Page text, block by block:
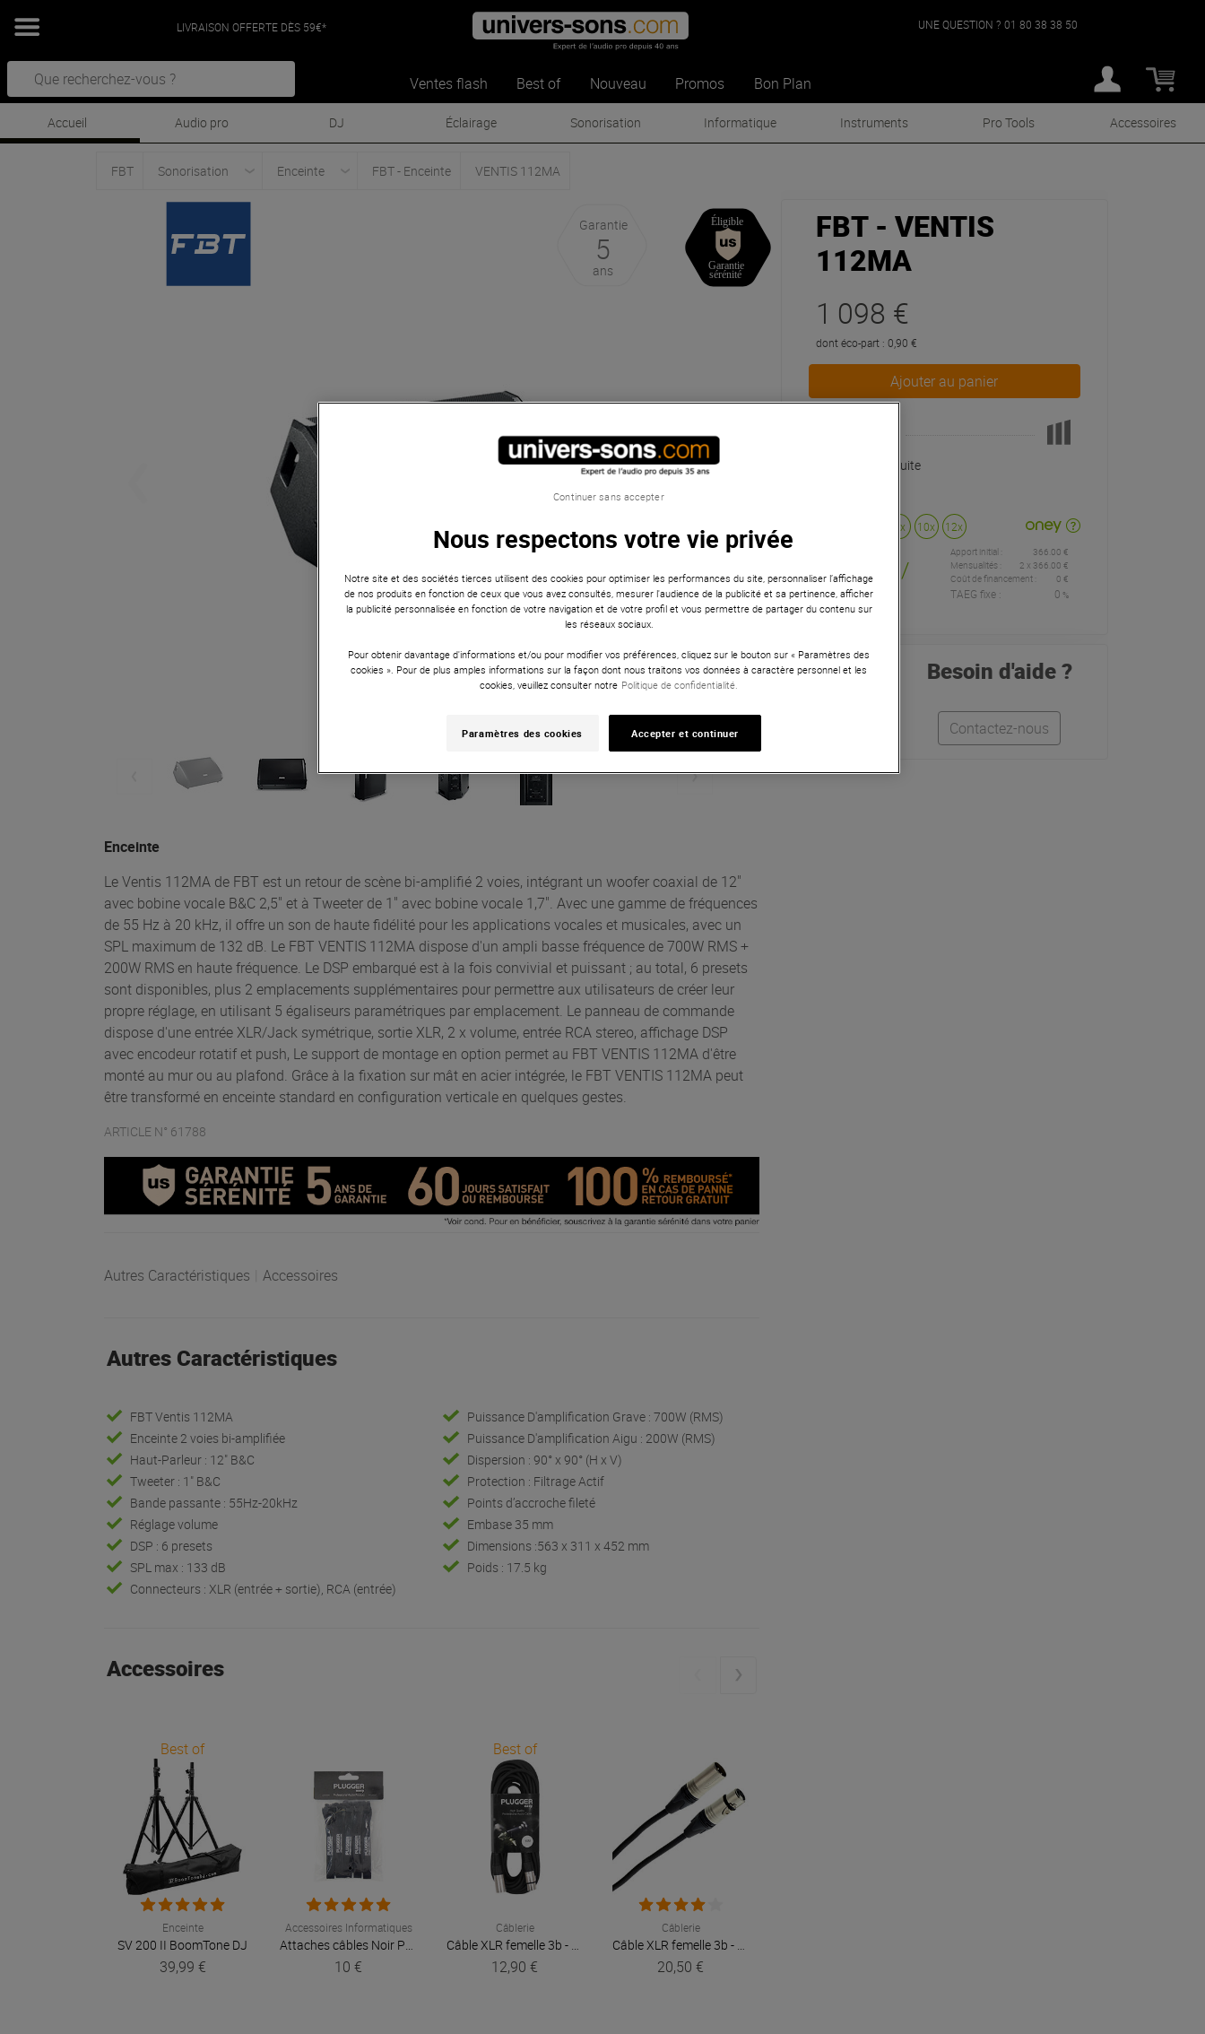
LIVRAISON OFFERTE DÈS 59€*
Ventes flash Best of Nouveau Promos Bon Plan
UNE QUESTION ? 01 80 38 38 50
Accueil Audio pro DJ Éclairage Sonorisation Informatique Instruments Pro Tools Accessoires
FBT Sonorisation Enceinte FBT - Enceinte VENTIS 112MA
Garantie
5
ans
Enceinte
Le Ventis 112MA de FBT est un retour de scène bi-amplifié 2 voies, intégrant un woofer coaxial de 12"
avec bobine vocale B&C 2,5" et à Tweeter de 1" avec bobine vocale 1,7". Avec une gamme de fréquences
de 55 Hz à 20 kHz, il offre un son de haute fidélité pour les applications vocales et musicales, avec un
SPL maximum de 132 dB. Le FBT VENTIS 112MA dispose d'un ampli basse fréquence de 700W RMS +
200W RMS en haute fréquence. Le DSP embarqué est à la fois convivial et puissant ; au total, 6 presets
sont disponibles, plus 2 emplacements supplémentaires pour permettre aux utilisateurs de créer leur
propre réglage, en utilisant 5 égaliseurs paramétriques par emplacement. Le panneau de commande
dispose d'une entrée XLR/Jack symétrique, sortie XLR, 2 x volume, entrée RCA stereo, affichage DSP
avec encodeur rotatif et push, Le support de montage en option permet au FBT VENTIS 112MA d'être
monté au mur ou au plafond. Grâce à la fixation sur mât en acier intégrée, le FBT VENTIS 112MA peut
être transformé en enceinte standard en configuration verticale en quelques gestes.
ARTICLE N° 61788
Autres Caractéristiques Accessoires
Autres Caractéristiques
FBT Ventis 112MA
Enceinte 2 voies bi-amplifiée
Haut-Parleur : 12" B&C
Tweeter : 1" B&C
Bande passante : 55Hz-20kHz
Réglage volume
DSP : 6 presets
SPL max : 133 dB
Connecteurs : XLR (entrée + sortie), RCA (entrée)
Puissance D'amplification Grave : 700W (RMS)
Puissance D'amplification Aigu : 200W (RMS)
Dispersion : 90° x 90° (H x V)
Protection : Filtrage Actif
Points d’accroche fileté
Embase 35 mm
Dimensions :563 x 311 x 452 mm
Poids : 17.5 kg
Accessoires
Best of
Enceinte
SV 200 II BoomTone DJ
39,99 €
Accessoires Informatiques
Plugger
10 €
Best of
Câblerie
Plugger
12,90 €
Câblerie
20,50 €
FBT - VENTIS
112MA
1 098 €
dont éco-part : 0,90 €
Ajouter au panier
Livraison Gratuite
4x 10x 12x
366
/
mois
Apport initial :
366.00 €
Mensualités :
2 x 366.00 €
Coût de financement :
0 €
TAEG fixe : 0 %
Besoin d'aide ?
Contactez-nous
Nous respectons votre vie privée
Notre site et des sociétés tierces utilisent des cookies pour optimiser les performances du site, personnaliser l’affichage
de nos produits en fonction de ceux que vous avez consultés, mesurer l'audience de la publicité et sa pertinence, afficher
la publicité personnalisée en fonction de votre navigation et de votre profil et vous permettre de partager du contenu sur
les réseaux sociaux.
Pour obtenir davantage d'informations et/ou pour modifier vos préférences, cliquez sur le bouton sur « Paramètres des
cookies ». Pour de plus amples informations sur la façon dont nous traitons vos données à caractère personnel et les
cookies, veuillez consulter notre Politique de confidentialité.
Paramètres des cookies Accepter et continuer
Continuer sans accepter